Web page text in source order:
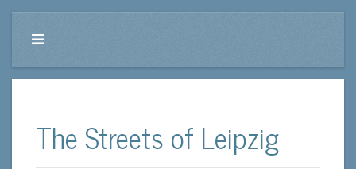
The Streets of Leipzig